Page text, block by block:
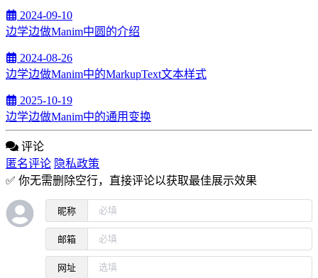
2024-09-10
边学边做Manim中圆的介绍
2024-08-26
边学边做Manim中的MarkupText文本样式
2025-10-19
边学边做Manim中的通用变换
评论
匿名评论 隐私政策
✅ 你无需删除空行，直接评论以获取最佳展示效果
昵称
邮箱
网址